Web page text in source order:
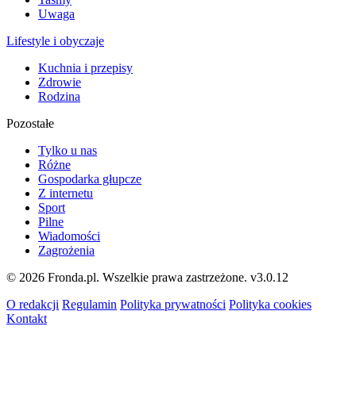
Uwaga
Lifestyle i obyczaje
Kuchnia i przepisy
Zdrowie
Rodzina
Pozostałe
Tylko u nas
Różne
Gospodarka głupcze
Z internetu
Sport
Pilne
Wiadomości
Zagrożenia
© 2026 Fronda.pl. Wszelkie prawa zastrzeżone. v3.0.12
O redakcji Regulamin Polityka prywatności Polityka cookies
Kontakt